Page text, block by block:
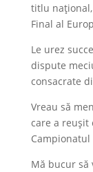
titlu
Final al
Le urez
dispute
consacrate
Vreau să
care a reușit
Mă bucur să